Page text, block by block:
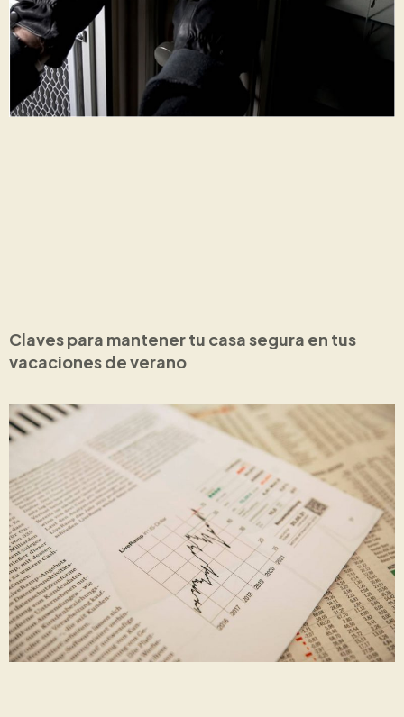
Claves para mantener tu casa segura en tus
vacaciones de verano